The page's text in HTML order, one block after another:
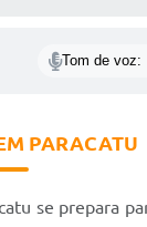
Tom de voz:
PARACATU
se prepara